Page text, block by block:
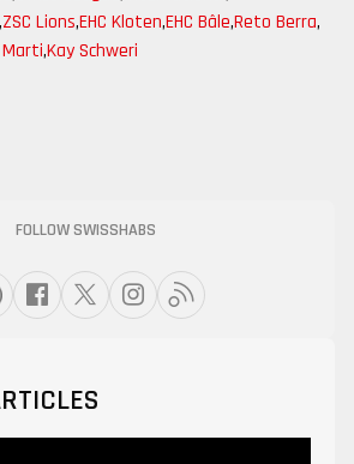
,ZSC Lions,EHC Kloten,EHC Bâle,Reto Berra,
,Kay Schweri
FOLLOW SWISSHABS